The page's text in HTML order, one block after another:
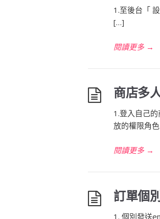
1.至後台「
[…]
閱讀更多→
商店多
1.登入自己
放的權限角
閱讀更多→
訂單個
1. 個別發送